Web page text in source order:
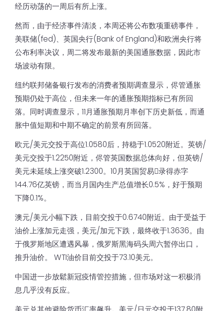
经历动荡的一周后有所上涨。
然而，由于经济事件清淡，本周还将公布数项重磅事件，
美联储(fed)、英国央行(Bank of England)和欧洲央行将
公布利率决议，周二将发布最新的美国通胀数据，因此市
场波动有限。
纽约联邦储备银行发布的消费者预期调查显示，侭管通胀
预期仍处于高位，但未来一年的通胀预期指标已有所回
落。同时调查显示，11月通胀预期月率创下历史新低，而通
胀中值短期和中期不确定的前景有所回落。
欧元/美元交投于高位1.0580后，持稳于1.0520附近。英镑/
美元交投于1.2250附近，侭管英国数据总体向好，但英镑/
美元未延续上涨突破1.2300。10月英国贸易𧹔录得赤字
144.76亿英镑，而当月国内生产总值增长0.5%，好于预期
下降0.1%。
澳元/美元小幅下跌，目前交投于0.6740附近。由于受益于
油价上涨加元走强，美元/加元下跌，最终收于1.3636。由
于俄罗斯地区遭遇风暴，俄罗斯黑海码头周六暂停出口，
推升油价。 WTI油价目前交投于73.10美元。
中国进一步放鬆新冠疫情管控措施，但市场对这一积极消
息几乎没有反应。